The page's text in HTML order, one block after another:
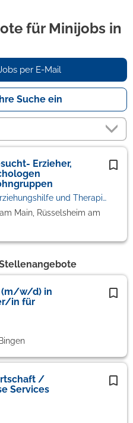
für Minijobs in
per E-Mail
Suche ein
Erzieher,
Impuls GmbH - Institut für Erziehungshilfe und Therapie
Main, Rüsselsheim am
(m/w/d) in
in für
/
Services